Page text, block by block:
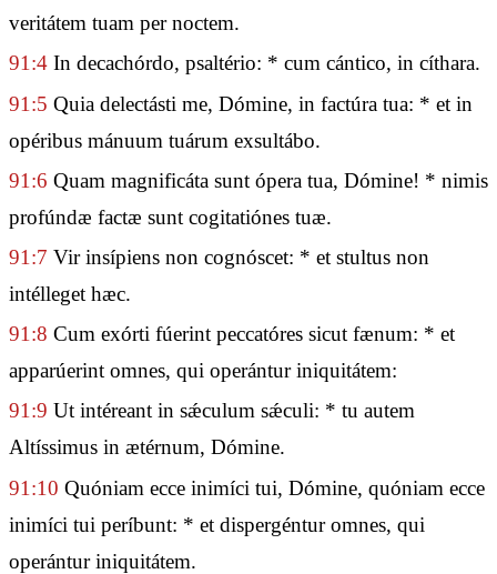
veritátem tuam per noctem.
91:4 In decachórdo, psaltério: * cum cántico, in cíthara.
91:5 Quia delectásti me, Dómine, in factúra tua: * et in
opéribus mánuum tuárum exsultábo.
91:6 Quam magnificáta sunt ópera tua, Dómine! * nimis
profúndæ factæ sunt cogitatiónes tuæ.
91:7 Vir insípiens non cognóscet: * et stultus non
intélleget hæc.
91:8 Cum exórti fúerint peccatóres sicut fænum: * et
apparúerint omnes, qui operántur iniquitátem:
91:9 Ut intéreant in sǽculum sǽculi: * tu autem
Altíssimus in ætérnum, Dómine.
91:10 Quóniam ecce inimíci tui, Dómine, quóniam ecce
inimíci tui períbunt: * et dispergéntur omnes, qui
operántur iniquitátem.